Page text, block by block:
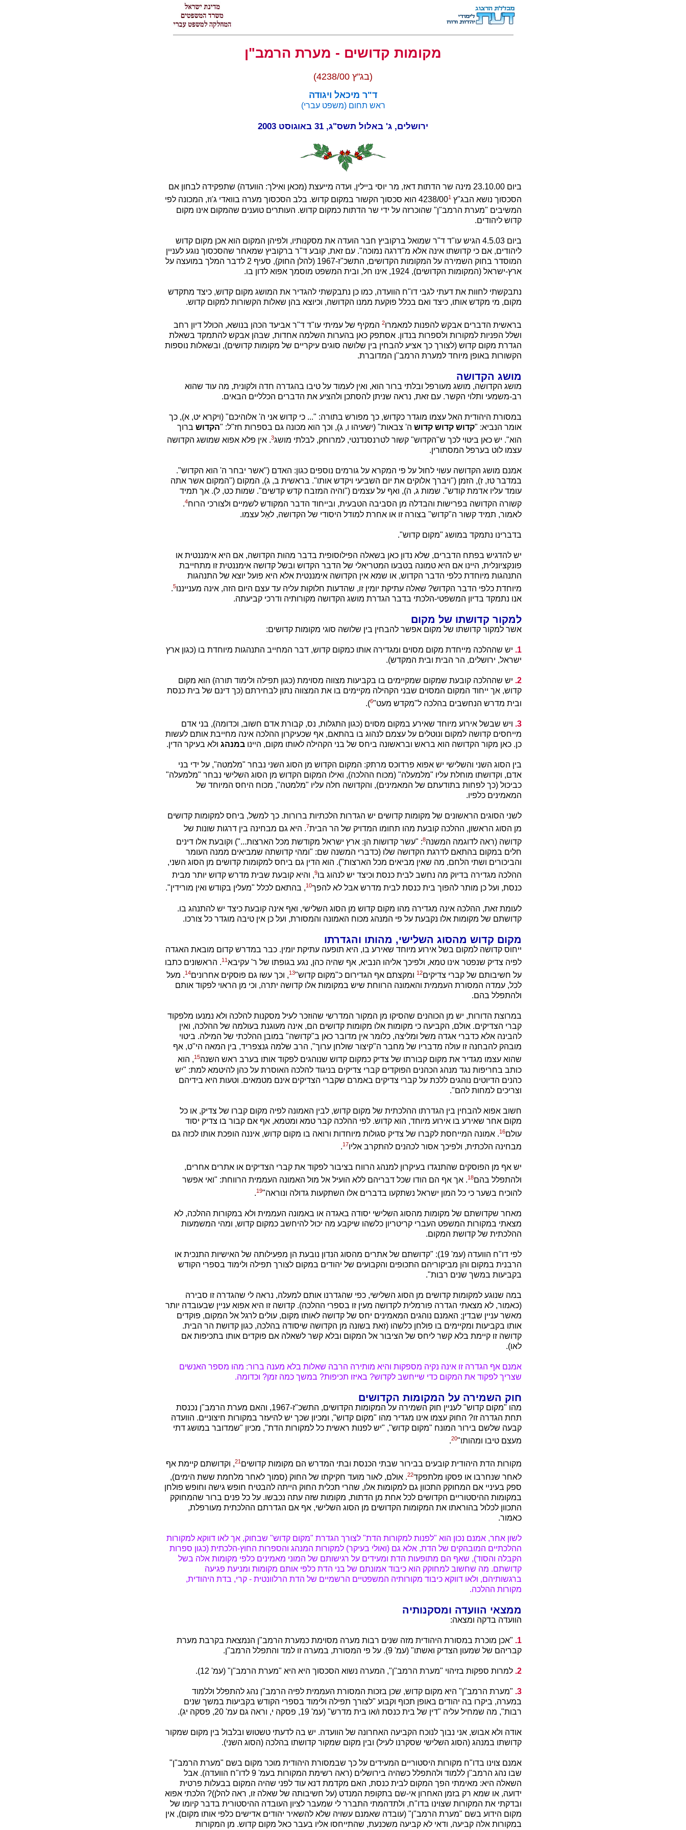
מקומות קדושים - מערת הרמב"ן
(בג"ץ 4238/00)
ד"ר מיכאל ויגודה
ראש תחום (משפט עברי)
ירושלים, ג' באלול תשס"ג, 31 באוגוסט 2003
ביום 23.10.00 מינה שר הדתות דאז, מר יוסי ביילין, ועדה מייעצת (מכאן ואילך: הוועדה) שתפקידה לבחון אם
הסכסוך נושא הבג"ץ 4238/00 1
הוא סכסוך הקשור במקום קדוש. בלב הסכסוך מערה בוואדי ג'וז, המכונה לפי
המשיבים "מערת הרמב"ן" שהוכרזה על ידי שר הדתות כמקום קדוש. העותרים טוענים שהמקום אינו מקום
קדוש ליהודים.
ביום 4.5.03 הגיש עו"ד ד"ר שמואל ברקוביץ חבר הועדה את מסקנותיו, ולפיהן המקום הוא אכן מקום קדוש
ליהודים, אם כי קדושתו אינה אלא מ"דרגה נמוכה". עם זאת, קובע ד"ר ברקוביץ שמאחר שהסכסוך נוגע לעניין
המוסדר בחוק השמירה על המקומות הקדושים, התשכ"ז-1967 (להלן החוק), סעיף 2 לדבר המלך במועצה על
ארץ-ישראל (המקומות הקדושים), 1924, אינו חל, ובית המשפט מוסמך אפוא לדון בו.
נתבקשתי לחוות את דעתי לגבי דו"ח הוועדה, כמו כן נתבקשתי להגדיר את המושג מקום קדוש, כיצד מתקדש
מקום, מי מקדש אותו, כיצד ואם בכלל פוקעת ממנו הקדושה, וכיוצא בהן שאלות הקשורות למקום קדוש.
בראשית הדברים אבקש להפנות למאמרו2 המקיף של עמיתי עו"ד ד"ר אביעד הכהן בנושא, הכולל דיון רחב
ושלל הפניות למקורות ולספרות בנדון. אסתפק כאן בהערות השלמה אחדות, שבהן אבקש להתמקד בשאלת
הגדרת מקום קדוש (לצורך כך אציע להבחין בין שלושה סוגים עיקריים של מקומות קדושים), ובשאלות נוספות
הקשורות באופן מיוחד למערת הרמב"ן המדוברת.
מושג הקדושה
מושג הקדושה, מושג מעורפל ובלתי ברור הוא, ואין לעמוד על טיבו בהגדרה חדה ולקונית, מה עוד שהוא
רב-משמעי ותלוי הקשר. עם זאת, נראה שניתן להסתכן ולהציע את הדברים הכלליים הבאים.
במסורת היהודית האל עצמו מוגדר כקדוש, כך מפורש בתורה: "... כי קדוש אני ה' אלוהיכם" (ויקרא יט, א), כך
אומר הנביא: "קדוש קדוש קדוש ה' צבאות" (ישעיהו ו, ג), וכך הוא מכונה גם בספרות חז"ל: "הקדוש ברוך
הוא". יש כאן ביטוי לכך ש"הקדוש" קשור לטרנסנדנטי, למרוחק, לבלתי מושג3. אין פלא אפוא שמושג הקדושה
עצמו לוט בערפל המסתורין.
אמנם מושג הקדושה עשוי לחול על פי המקרא על גורמים נוספים כגון: האדם ("אשר יבחר ה' הוא הקדוש".
במדבר טז, ז), הזמן ("ויברך אלוקים את יום השביעי ויקדש אותו". בראשית ב, ג), המקום ("המקום אשר אתה
עומד עליו אדמת קודש". שמות ג, ה), ואף על עצמים ("והיה המזבח קדש קדשים". שמות כט, ל). אך תמיד
קשורה הקדושה בפרישות והבדלה מן הסביבה הטבעית, ובייחוד הדבר המקודש לשמיים ולצורכי הרוח4
.
לאמור, תמיד קשור ה"קדוש" בצורה זו או אחרת למודל היסודי של הקדושה, לאֵל עצמו.
בדברינו נתמקד במושג "מקום קדוש".
יש להדגיש בפתח הדברים, שלא נדון כאן בשאלה הפילוסופית בדבר מהות הקדושה, אם היא אימננטית או
פונקציונלית, היינו אם היא טמונה בטבעו המטריאלי של הדבר הקדוש ובשל קדושה אימננטית זו מתחייבת
התנהגות מיוחדת כלפי הדבר הקדוש, או שמא אין הקדושה אימננטית אלא היא פועל יוצא של התנהגות
מיוחדת כלפי הדבר הקדוש? שאלה עתיקת יומין זו, שהדעות חלוקות עליה עד עצם היום הזה, אינה מענייננו5
.
אנו נתמקד בדיון המשפטי-הלכתי בדבר הגדרת מושג הקדושה מקורותיה ודרכי קביעתה.
למקור קדושתו של מקום
אשר למקור קדושתו של מקום אפשר להבחין בין שלושה סוגי מקומות קדושים:
1. יש שההלכה מייחדת מקום מסוים ומגדירה אותו כמקום קדוש, דבר המחייב התנהגות מיוחדת בו (כגון ארץ
ישראל, ירושלים, הר הבית ובית המקדש).
2. יש שההלכה קובעת שמקום שמקיימים בו בקביעות מצווה מסוימת (כגון תפילה ולימוד תורה) הוא מקום
קדוש, אך ייחוד המקום המסוים שבני הקהילה מקיימים בו את המצווה נתון לבחירתם (כך דינם של בית כנסת
ובית מדרש הנחשבים בהלכה ל"מקדש מעט"6
).
3. ויש שבשל אירוע מיוחד שאירע במקום מסוים (כגון התגלות, נס, קבורת אדם חשוב, וכדומה), בני אדם
מייחסים קדושה למקום ונוטלים על עצמם לנהוג בו בהתאם, אף שכעיקרון ההלכה אינה מחייבת אותם לעשות
כן. כאן מקור הקדושה הוא בראש ובראשונה ביחס של בני הקהילה לאותו מקום, היינו במנהג ולא בעיקר הדין.
בין הסוג השני והשלישי יש אפוא פרדוכס מרתק: המקום הקדוש מן הסוג השני נבחר "מלמטה", על ידי בני
אדם, וקדושתו מוחלת עליו "מלמעלה" (מכוח ההלכה), ואילו המקום הקדוש מן הסוג השלישי נבחר "מלמעלה"
כביכול (כך לפחות בתודעתם של המאמינים), והקדושה חלה עליו "מלמטה", מכוח היחס המיוחד של
המאמינים כלפיו.
לשני הסוגים הראשונים של מקומות קדושים יש הגדרות הלכתיות ברורות. כך למשל, ביחס למקומות קדושים
מן הסוג הראשון, ההלכה קובעת מהו תחומו המדויק של הר הבית7. היא גם מבחינה בין דרגות שונות של
קדושה (ראה לדוגמה המשנה8: "עשר קדושות הן: ארץ ישראל מקודשת מכל הארצות...") וקובעת אלו דינים
חלים במקום בהתאם לדרגת הקדושה שלו (כדברי המשנה שם: "ומהי קדושתה שמביאים ממנה העומר
והביכורים ושתי הלחם, מה שאין מביאים מכל הארצות"). הוא הדין גם ביחס למקומות קדושים מן הסוג השני,
ההלכה מגדירה בדיוק מה נחשב לבית כנסת וכיצד יש לנהוג בו9, והיא קובעת שבית מדרש קדוש יותר מבית
כנסת, ועל כן מותר להפוך בית כנסת לבית מדרש אבל לא להפך10, בהתאם לכלל "מעלין בקודש ואין מורידין".
לעומת זאת, ההלכה אינה מגדירה מהו מקום קדוש מן הסוג השלישי, ואף אינה קובעת כיצד יש להתנהג בו.
קדושתם של מקומות אלו נקבעת על פי המנהג מכוח האמונה והמסורת, ועל כן אין טיבה מוגדר כל צורכו.
מקום קדוש מהסוג השלישי, מהותו והגדרתו
ייחוס קדושה למקום בשל אירוע מיוחד שאירע בו, היא תופעה עתיקת יומין. כבר במדרש קדום מובאת האגדה
לפיה צדיק שנפטר אינו טמא, ולפיכך אליהו הנביא, אף שהיה כהן, נגע בגופתו של ר' עקיבא11. הראשונים כתבו
על חשיבותם של קברי צדיקים12 ומקצתם אף הגדירום כ"מקום קדוש"13, וכך עשו גם פוסקים אחרונים14. מעל
לכל, עמדה המסורת העממית והאמונה הרווחת שיש במקומות אלו קדושה יתרה, וכי מן הראוי לפקוד אותם
ולהתפלל בהם.
במרוצת הדורות, יש מן הכוהנים שהסיקו מן המקור המדרשי שהוזכר לעיל מסקנות להלכה ולא נמנעו מלפקוד
קברי הצדיקים. אולם, הקביעה כי מקומות אלו מקומות קדושים הם, אינה מעוגנת בעולמה של ההלכה, ואין
להבינה אלא כדברי אגדה משל ומליצה, כלומר אין מדובר כאן ב"קדושה" במובן ההלכתי של המילה. ביטוי
מובהק להבחנה זו עולה מדבריו של מחבר ה"קיצור שולחן ערוך", הרב שלמה גנצפריד, בין המאה הי"ט, אף
שהוא עצמו מגדיר את מקום קבורתו של צדיק כמקום קדוש שנוהגים לפקוד אותו בערב ראש השנה15, הוא
כותב בחריפות נגד מנהג הכהנים הפוקדים קברי צדיקים בניגוד להלכה האוסרת על כהן להיטמא למת: "יש
כהנים הדיוטים נוהגים ללכת על קברי צדיקים באמרם שקברי הצדיקים אינם מטמאים. וטעות היא בידיהם
וצריכים למחות להם".
חשוב אפוא להבחין בין הגדרתו ההלכתית של מקום קדוש, לבין האמונה לפיה מקום קברו של צדיק, או כל
מקום אחר שאירע בו אירוע מיוחד, הוא קדוש. לפי ההלכה קבר טמא ומטמא, אף אם קבור בו צדיק יסוד
עולם16. אמונה המייחסת לקברו של צדיק סגולות מיוחדות ורואה בו מקום קדוש, איננה הופכת אותו לכזה גם
מבחינה הלכתית, ולפיכך אסור לכהנים להתקרב אליו17
.
יש אף מן הפוסקים שהתנגדו בעיקרון למנהג הרווח בציבור לפקוד את קברי הצדיקים או אתרים אחרים,
ולהתפלל בהם18. אך אף הם הודו שכל דבריהם ללא הועיל אל מול האמונה העממית הרווחת: "ואי אפשר
להוכיח בשער כי כל המון ישראל נשתקעו בדברים אלו השתקעות גדולה ונוראה"19
.
מאחר שקדושתם של מקומות מהסוג השלישי יסודה באגדה או באמונה העממית ולא במקורות ההלכה, לא
מצאתי במקורות המשפט העברי קריטריון כלשהו שיקבע מה יכול להיחשב כמקום קדוש, ומהי המשמעות
ההלכתית של קדושת המקום.
לפי דו"ח הוועדה (עמ' 19): "קדושתם של אתרים מהסוג הנדון נובעת הן מפעילותה של האישיות התנכית או
הרבנית במקום והן מביקוריהם התכופים והקבועים של יהודים במקום לצורך תפילה ולימוד בספרי הקודש
בקביעות במשך שנים רבות".
במה שנוגע למקומות קדושים מן הסוג השלישי, כפי שהגדרנו אותם למעלה, נראה לי שהגדרה זו סבירה
(כאמור, לא מצאתי הגדרה פורמלית לקדושה מעין זו בספרי ההלכה). קדושה זו היא אפוא עניין שבעובדה יותר
מאשר עניין שבדין; האמנם נוהגים המאמינים יחס של קדושה לאותו מקום, עולים לרגל אל המקום, פוקדים
אותו בקביעות ומקיימים בו פולחן כלשהו (זאת בשונה מן הקדושה שיסודה בהלכה, כגון קדושת הר הבית.
קדושה זו קיימת בלא קשר ליחס של הציבור אל המקום ובלא קשר לשאלה אם פוקדים אותו בתכיפות אם
לאו).
אמנם אף הגדרה זו אינה נקיה מספקות והיא מותירה הרבה שאלות בלא מענה ברור: מהו מספר האנשים
שצריך לפקוד את המקום כדי שייחשב לקדוש? באיזו תכיפות? במשך כמה זמן? וכדומה.
חוק השמירה על המקומות הקדושים
מהו "מקום קדוש" לעניין חוק השמירה על המקומות הקדושים, התשכ"ז-1967, והאם מערת הרמב"ן נכנסת
תחת הגדרה זו? החוק עצמו אינו מגדיר מהו "מקום קדוש", ומכיון שכך יש להיעזר במקורות חיצוניים. הוועדה
קבעה שלשם בירור המונח "מקום קדוש", "יש לפנות ראשית כל למקורות הדת", מכיון "שמדובר במושג דתי
מעצם טיבו ומהותו"20
.
מקורות הדת היהודית קובעים בבירור שבתי הכנסת ובתי המדרש הם מקומות קדושים 21, וקדושתם קיימת אף
לאחר שנחרבו או פסקו מלתפקד22. אולם, לאור מועד חקיקתו של החוק (סמוך לאחר מלחמת ששת הימים),
ספק בעיניי אם המחוקק התכוון גם למקומות אלו, שהרי תכלית החוק הייתה להבטיח חופש גישה וחופש פולחן
במקומות ההיסטוריים הקדושים לכל אחת מן הדתות, מקומות שזה עתה נכבשו. על כל פנים ברור שהמחוקק
התכוון לכלול בהוראתו את המקומות הקדושים מן הסוג השלישי, אף אם הגדרתם ההלכתית מעורפלת,
כאמור.
לשון אחר, אמנם נכון הוא "לפנות למקורות הדת" לצורך הגדרת "מקום קדוש" שבחוק, אך לאו דווקא למקורות
ההלכתיים המובהקים של הדת, אלא גם (ואולי בעיקר) למקורות המנהג והספרות החוץ-הלכתית (כגון ספרות
הקבלה והסוד), שאף הם מתופעות הדת ומעידים על רגישותם של המוני מאמינים כלפי מקומות אלה בשל
קדושתם. מה שחשוב למחוקק הוא כיבוד אמונתם של בני הדת כלפי אותם מקומות ומניעת פגיעה
ברגשותיהם, ולאו דווקא כיבוד מקורותיה המשפטיים הרשמיים של הדת הרלוונטית - קרי, בדת היהודית,
מקורות ההלכה.
ממצאי הוועדה ומסקנותיה
הוועדה בדקה ומצאה:
1. "אכן מוכרת במסורת היהודית מזה שנים רבות מערה מסוימת כמערת הרמב"ן הנמצאת בקרבת מערת
קבריהם של שמעון הצדיק ואשתו" (עמ' 9). על פי המסורת, במערה זו למד והתפלל הרמב"ן.
2. למרות ספקות בזיהוי "מערת הרמב"ן", המערה נשוא הסכסוך היא היא "מערת הרמב"ן" (עמ' 12).
3. "מערת הרמב"ן" היא מקום קדוש, שכן בזכות המסורת העממית לפיה הרמב"ן נהג להתפלל וללמוד
במערה, ביקרו בה יהודים באופן תכוף וקבוע "לצורך תפילה ולימוד בספרי הקודש בקביעות במשך שנים
רבות", מה שמחיל עליה "דין של בית כנסת ו/או בית מדרש" (עמ' 19, פסקה י, וראה גם עמ' 20, פסקה יג).
אודה ולא אבוש, אני נבוך לנוכח הקביעה האחרונה של הוועדה. יש בה לדעתי טשטוש ובלבול בין מקום שמקור
קדושתו במנהג (הסוג השלישי שסקרנו לעיל) ובין מקום שמקור קדושתו בהלכה (הסוג השני).
אמנם צוינו בדו"ח מקורות היסטוריים המעידים על כך שבמסורת היהודית מוכר מקום בשם "מערת הרמב"ן"
שבו נהג הרמב"ן ללמוד ולהתפלל כשהיה בירושלים (ראה רשימת המקורות בעמ' 9 לדו"ח הוועדה). אבל
השאלה היא: מאימתי הפך המקום לבית כנסת, האם מקדמת דנא עוד לפני שהיה המקום בבעלות פרטית
ידועה, או שמא רק בזמן האחרון אי-שם בתקופת המנדט (על חשיבותה של שאלה זו, ראה להלן)? הלכתי אפוא
ובדקתי את המקורות שצוינו בדו"ח, ולתדהמתי התברר לי שמעבר לציון העובדה ההיסטורית בדבר קיומו של
מקום הידוע בשם "מערת הרמב"ן" (עובדה שאמנם עשויה שלא להשאיר יהודים אדישים כלפי אותו מקום), אין
במקורות אלה קביעה, ודאי לא קביעה משכנעת, שהתייחסו אליו בעבר כאל מקום קדוש. מן המקורות